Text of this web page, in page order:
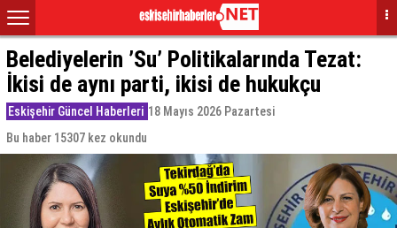
Belediyelerin ’Su’ Politikalarında Tezat:
İkisi de aynı parti, ikisi de hukukçu
Eskişehir Güncel Haberleri 18 Mayıs 2026 Pazartesi
Bu haber 15307 kez okundu